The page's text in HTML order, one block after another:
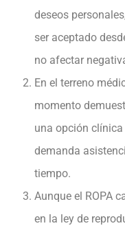
deseos
ser aceptado
no afectar
En el terreno
momento
una opción
demanda
tiempo.
Aunque el ROPA
en la ley de